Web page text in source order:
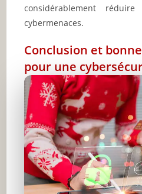
considérablement
cybermenaces.
Conclusion et
pour une